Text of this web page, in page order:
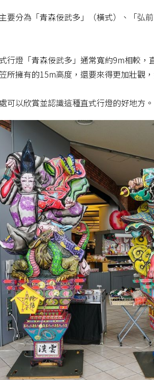
要分為「青森佞武多」（橫式）、「弘
行燈「青森佞武多」通常寬約9m相較，
所擁有的15m高度，還要來得更加壯觀
可以欣賞並認識這種直式行燈的好地方。